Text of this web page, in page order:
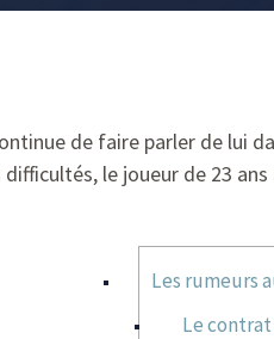
de faire parler de lui
le joueur de 23
Les rumeurs
Le contrat